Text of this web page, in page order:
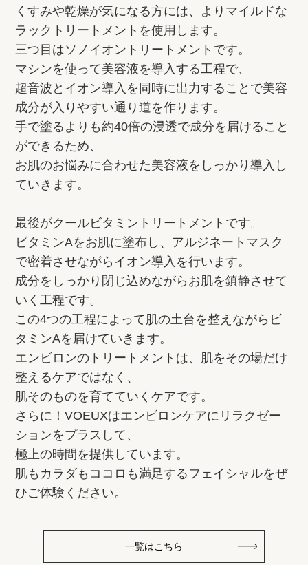
くすみや乾燥が気になる方には、よりマイルドな
ラックトリートメントを使用します。
三つ目はソノイオントリートメントです。
マシンを使って美容液を導入する工程で、
超音波とイオン導入を同時に出力することで美容
成分が入りやすい通り道を作ります。
手で塗るよりも約40倍の浸透で成分を届けること
ができるため、
お肌のお悩みに合わせた美容液をしっかり導入し
ていきます。
最後がクールビタミントリートメントです。
ビタミンAをお肌に塗布し、アルジネートマスク
で密着させながらイオン導入を行います。
成分をしっかり閉じ込めながらお肌を鎮静させて
いく工程です。
この4つの工程によって肌の土台を整えながらビ
タミンAを届けていきます。
エンビロンのトリートメントは、肌をその場だけ
整えるケアではなく、
肌そのものを育てていくケアです。
さらに！VOEUXはエンビロンケアにリラクゼー
ションをプラスして、
極上の時間を提供しています。
肌もカラダもココロも満足するフェイシャルをぜ
ひご体験ください。
一覧はこちら